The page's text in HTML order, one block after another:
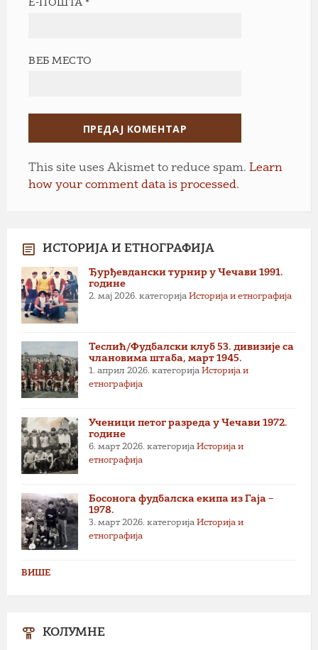
Е-ПОШТА*
ВЕБ МЕСТО
This site uses Akismet to reduce spam. Learn
how your comment data is processed.
ИСТОРИЈА И ЕТНОГРАФИЈА
Ђурђевдански турнир у Чечави 1991.
године
2. мај 2026. категорија Историја и етнографија
Теслић/Фудбалски клуб 53. дивизије са
члановима штаба, март 1945.
1. април 2026. категорија Историја и
етнографија
Ученици петог разреда у Чечави 1972.
године
6. март 2026. категорија Историја и
етнографија
Босонога фудбалска екипа из Гаја –
1978.
3. март 2026. категорија Историја и
етнографија
ВИШЕ
КОЛУМНЕ